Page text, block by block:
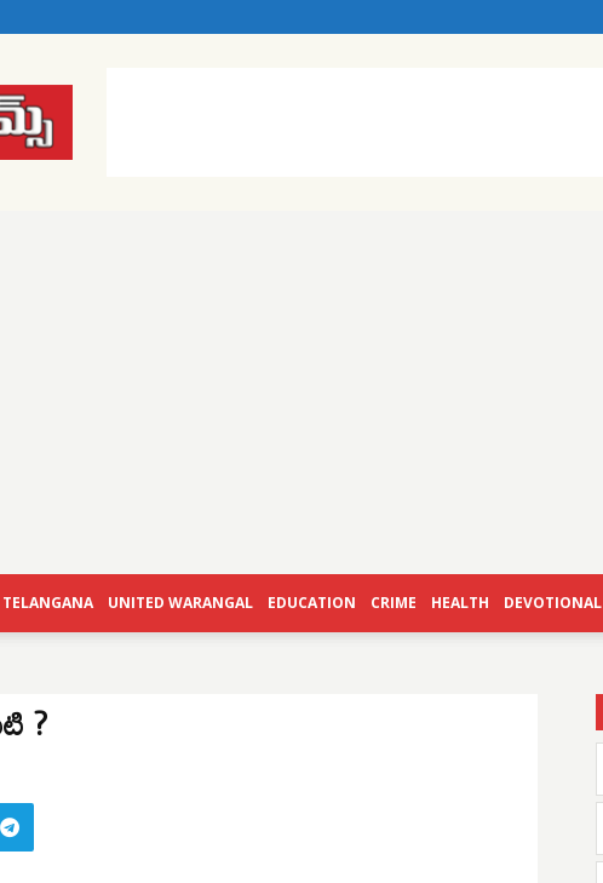
TELANGANA UNITED WARANGAL EDUCATION CRIME HEALTH DEVOTIONAL
?